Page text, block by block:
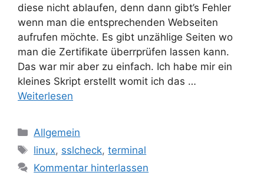
diese nicht ablaufen, denn dann gibt’s Fehler
wenn man die entsprechenden Webseiten
aufrufen möchte. Es gibt unzählige Seiten wo
man die Zertifikate überrprüfen lassen kann.
Das war mir aber zu einfach. Ich habe mir ein
kleines Skript erstellt womit ich das …
Weiterlesen
Kategorien
Allgemein
Schlagwörter
linux, sslcheck,terminal
Kommentar hinterlassen